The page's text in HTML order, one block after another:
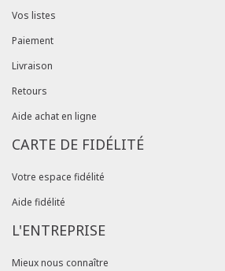
Vos listes
Paiement
Livraison
Retours
Aide achat en ligne
CARTE DE FIDÉLITÉ
Votre espace fidélité
Aide fidélité
L'ENTREPRISE
Mieux nous connaître